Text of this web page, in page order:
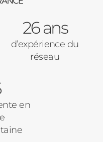
26 ans
d’expérience du
réseau
en